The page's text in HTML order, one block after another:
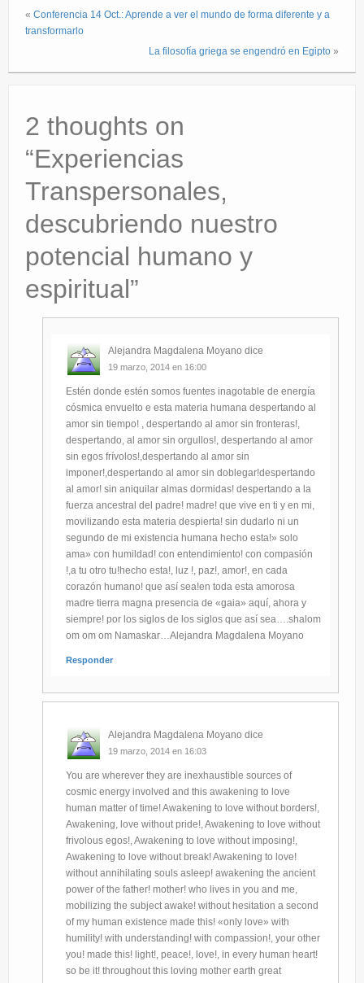
« Conferencia 14 Oct.: Aprende a ver el mundo de forma diferente y a
transformarlo
La filosofía griega se engendró en Egipto »
2 thoughts on
“Experiencias
Transpersonales,
descubriendo nuestro
potencial humano y
espiritual”
Alejandra Magdalena Moyano dice
19 marzo, 2014 en 16:00
Estén donde estén somos fuentes inagotable de energía
cósmica envuelto e esta materia humana despertando al
amor sin tiempo! , despertando al amor sin fronteras!,
despertando, al amor sin orgullos!, despertando al amor
sin egos frívolos!,despertando al amor sin
imponer!,despertando al amor sin doblegar!despertando
al amor! sin aniquilar almas dormidas! despertando a la
fuerza ancestral del padre! madre! que vive en ti y en mi,
movilizando esta materia despierta! sin dudarlo ni un
segundo de mi existencia humana hecho esta!» solo
ama» con humildad! con entendimiento! con compasión
!,a tu otro tu!hecho esta!, luz !, paz!, amor!, en cada
corazón humano! que así sea!en toda esta amorosa
madre tierra magna presencia de «gaia» aquí, ahora y
siempre! por los siglos de los siglos que así sea….shalom
om om om Namaskar…Alejandra Magdalena Moyano
Responder
Alejandra Magdalena Moyano dice
19 marzo, 2014 en 16:03
You are wherever they are inexhaustible sources of
cosmic energy involved and this awakening to love
human matter of time! Awakening to love without borders!,
Awakening, love without pride!, Awakening to love without
frivolous egos!, Awakening to love without imposing!,
Awakening to love without break! Awakening to love!
without annihilating souls asleep! awakening the ancient
power of the father! mother! who lives in you and me,
mobilizing the subject awake! without hesitation a second
of my human existence made ​​this! «only love» with
humility! with understanding! with compassion!, your other
you! made ​​this! light!, peace!, love!, in every human heart!
so be it! throughout this loving mother earth great